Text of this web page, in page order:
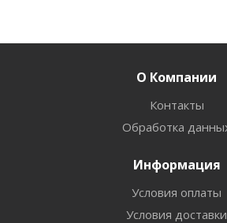
О Компании
Контакты
Обработка
Информация
Условия оплаты
Условия доставки